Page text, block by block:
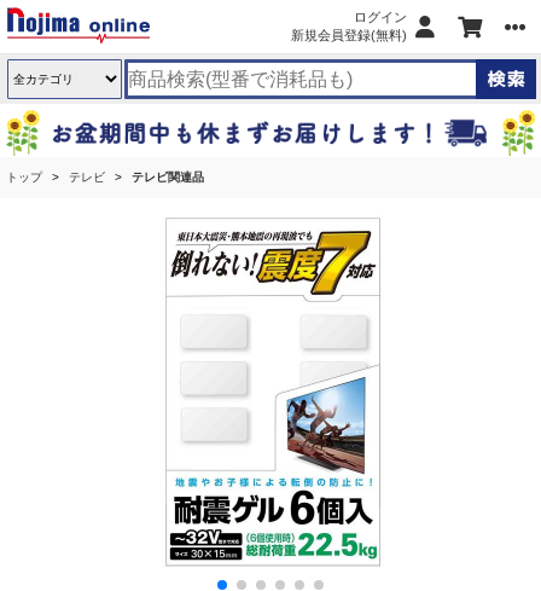
ログイン
新規会員登録(無料)
トップ テレビ テレビ関連品